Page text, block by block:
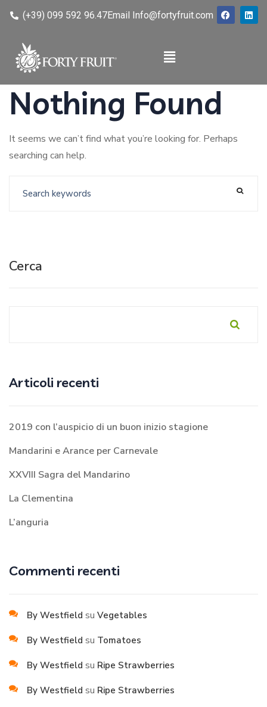
(+39) 099 592 96.47Email Info@fortyfruit.com
Nothing Found
It seems we can’t find what you’re looking for. Perhaps
searching can help.
Cerca
Articoli recenti
2019 con l’auspicio di un buon inizio stagione
Mandarini e Arance per Carnevale
XXVIII Sagra del Mandarino
La Clementina
L’anguria
Commenti recenti
By Westfield su Vegetables
By Westfield su Tomatoes
By Westfield su Ripe Strawberries
By Westfield su Ripe Strawberries